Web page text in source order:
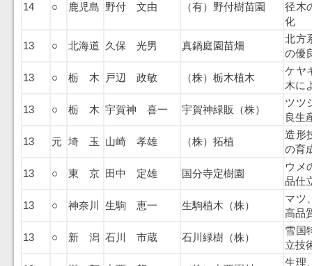
14 ○ 鹿児島 野付 文由 （有）野付樹苗園
径木
化
13 ○ 北海道 久保 光男 真鍋庭園苗畑
北方
の優
13 ○ 栃 木 戸辺 政敏 （株）栃木植木
ケヤ
木に
13 ○ 栃 木 宇賀神 喜一 宇賀神緑販（株）
ツツ
良生
13 元 埼 玉 山崎 孝雄 （株）拓植
造形
の育
13 ○ 東 京 田中 定雄 国分寺定樹園
ウメ
品仕
13 ○ 神奈川 生駒 恵一 生駒植木（株）
マツ
高品
13 ○ 新 潟 石川 市蔵 石川緑樹（株）
雪国
立技
生理